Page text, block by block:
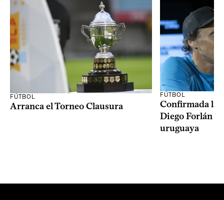
FÚTBOL
Arranca el Torneo Clausura
FÚTBOL
Confirmada la
Diego Forlán
uruguaya